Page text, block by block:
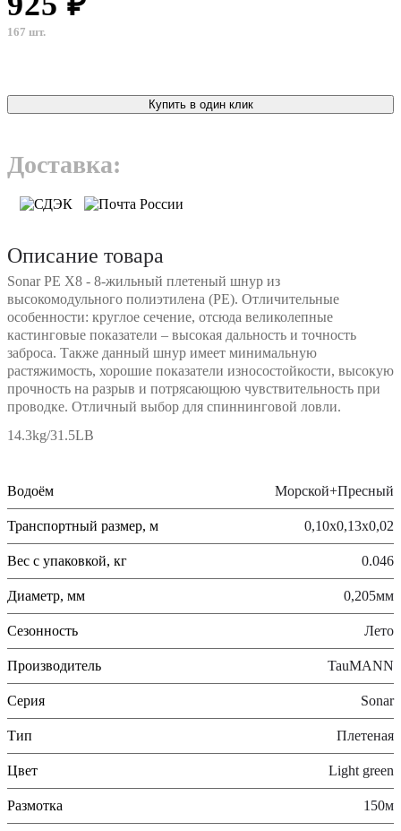
167 шт.
Купить в один клик
Доставка:
Описание товара
Sonar PE X8 - 8-жильный плетеный шнур из
высокомодульного полиэтилена (PE). Отличительные
особенности: круглое сечение, отсюда великолепные
кастинговые показатели – высокая дальность и точность
заброса. Также данный шнур имеет минимальную
растяжимость, хорошие показатели износостойкости, высокую
прочность на разрыв и потрясающюю чувствительность при
проводке. Отличный выбор для спиннинговой ловли.
14.3kg/31.5LB
Водоём Морской+Пресный
Транспортный размер, м 0,10х0,13х0,02
Вес с упаковкой, кг 0.046
Диаметр, мм 0,205мм
Сезонность Лето
Производитель TauMANN
Серия Sonar
Тип Плетеная
Цвет Light green
Размотка 150м